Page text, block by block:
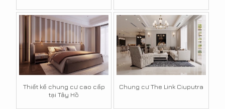
Thiết kế chung cư cao cấp
tại Tây Hồ
Chung cư The Link Ciuputra